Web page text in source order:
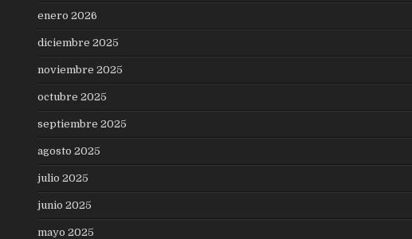
enero 2026
diciembre 2025
noviembre 2025
octubre 2025
septiembre 2025
agosto 2025
julio 2025
junio 2025
mayo 2025